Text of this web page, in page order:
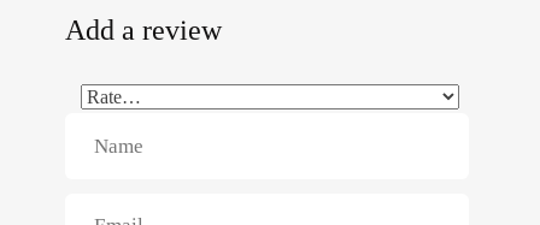
Add a review